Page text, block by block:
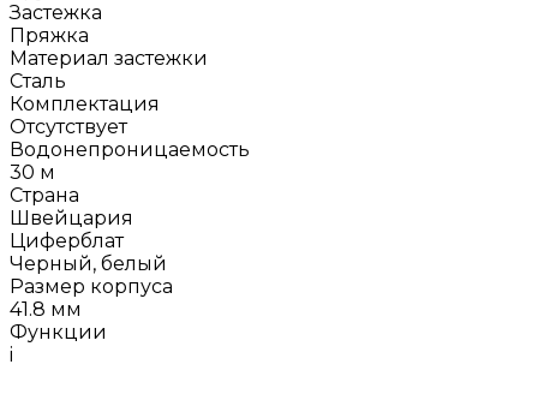
Застежка
Пряжка
Материал застежки
Сталь
Комплектация
Отсутствует
Водонепроницаемость
30 м
Страна
Швейцария
Циферблат
Черный, белый
Размер корпуса
41.8 мм
Функции
i